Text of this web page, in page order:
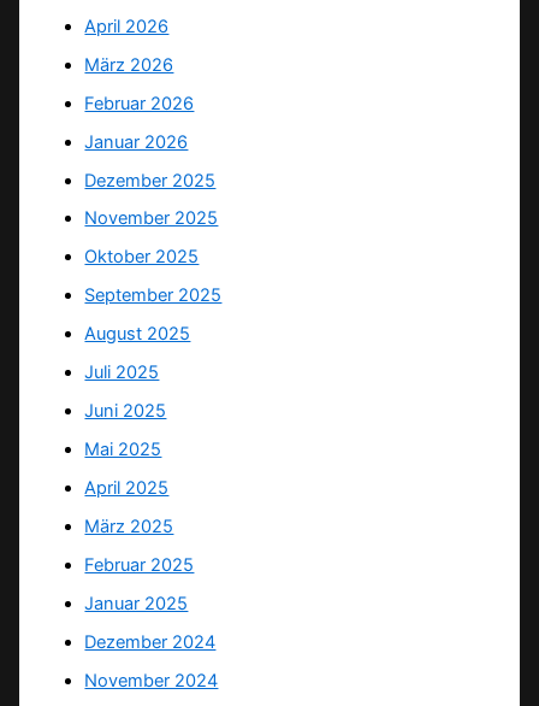
April 2026
März 2026
Februar 2026
Januar 2026
Dezember 2025
November 2025
Oktober 2025
September 2025
August 2025
Juli 2025
Juni 2025
Mai 2025
April 2025
März 2025
Februar 2025
Januar 2025
Dezember 2024
November 2024